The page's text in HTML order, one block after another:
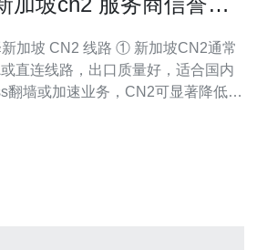
加坡 CN2 线路 ① 新加坡CN2通常
直连线路，出口质量好，适合国内
墙或加速业务，CN2可显著降低国
是业界常见要求，丢包>2%即影响